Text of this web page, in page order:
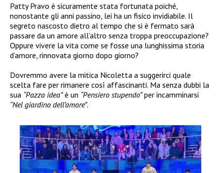
Patty Pravo è sicuramente stata fortunata poiché,
nonostante gli anni passino, lei ha un fisico invidiabile. Il
segreto nascosto dietro al tempo che si è fermato sarà
passare da un amore all’altro senza troppa preoccupazione?
Oppure vivere la vita come se fosse una lunghissima storia
d’amore, rinnovata giorno dopo giorno?
Dovremmo avere la mitica Nicoletta a suggerirci quale
scelta fare per rimanere così affascinanti. Ma senza dubbi la
sua “Pazza idea”è un “Pensiero stupendo”per incamminarsi
“Nel giardino dell’amore”.